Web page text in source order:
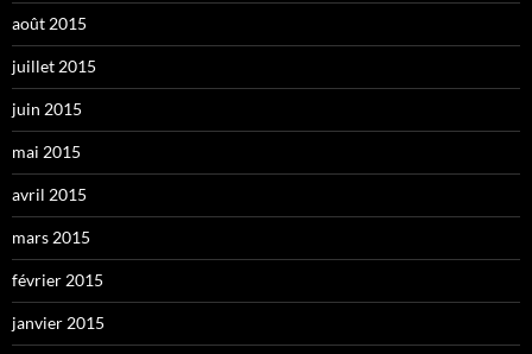
août 2015
juillet 2015
juin 2015
mai 2015
avril 2015
mars 2015
février 2015
janvier 2015